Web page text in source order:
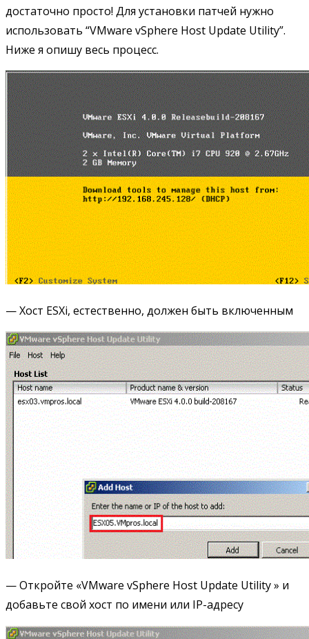
достаточно просто! Для установки патчей нужно
использовать “VMware vSphere Host Update Utility”.
Ниже я опишу весь процесс.
— Хост ESXi, естественно, должен быть включенным
— Откройте «VMware vSphere Host Update Utility » и
добавьте свой хост по имени или IP-адресу